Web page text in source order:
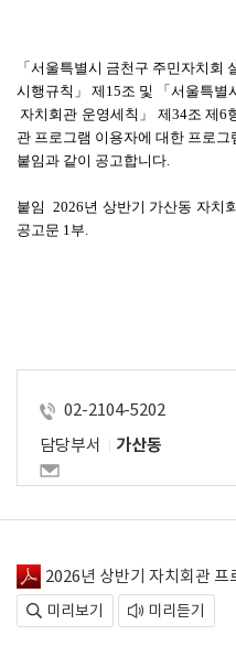
「서울특별시 금천구 주민자치회
시행규칙 」 제 15조 및 「 서울특별
자치회관 운영세칙 」 제34조 제6
관 프로그램 이용자에 대한 프로
붙임과 같이 공고합니다.
붙임 2026년 상반기 가산동 자치
공고문 1부.
02-2104-5202
담당부서
가산동
미리보기 미리듣기